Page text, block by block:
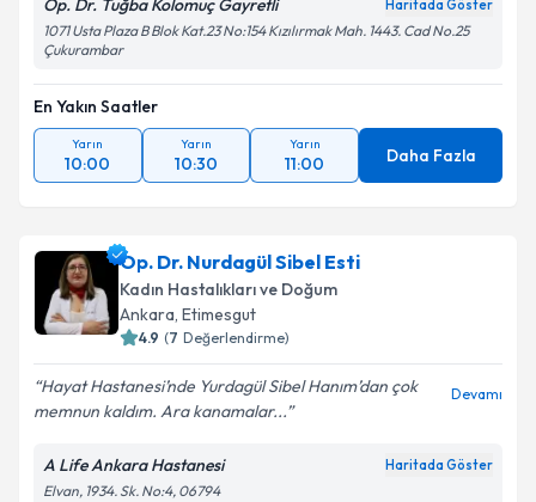
Op. Dr. Tuğba Kolomuç Gayretli Haritada Göster
1071 Usta Plaza B Blok Kat.23 No:154 Kızılırmak Mah. 1443. Cad No.25
Çukurambar
En Yakın Saatler
Yarın
10:00
Yarın
10:30
Yarın
11:00 Daha Fazla
Op. Dr. Nurdagül Sibel Esti
Kadın Hastalıkları ve Doğum
Ankara, Etimesgut
4.9 (7 Değerlendirme)
Hayat Hastanesi’nde Yurdagül Sibel Hanım’dan çok
memnun kaldım. Ara kanamalar...
Devamı
A Life Ankara Hastanesi Haritada Göster
Elvan, 1934. Sk. No:4, 06794